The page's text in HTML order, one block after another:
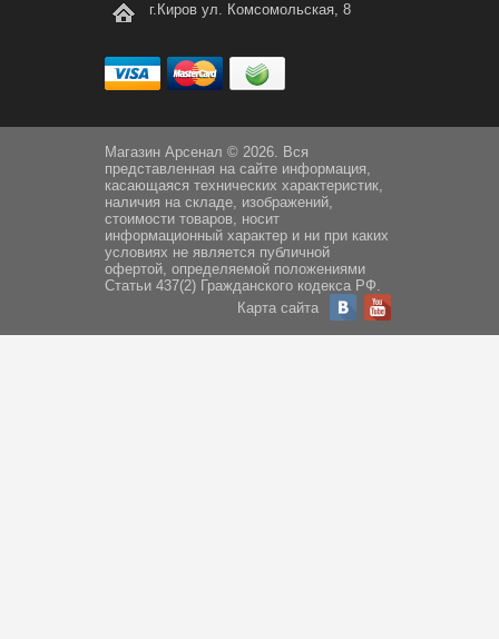
г.Киров ул. Комсомольская, 8
Магазин Арсенал © 2026. Вся
представленная на сайте информация,
касающаяся технических характеристик,
наличия на складе, изображений,
стоимости товаров, носит
информационный характер и ни при каких
условиях не является публичной
офертой, определяемой положениями
Статьи 437(2) Гражданского кодекса РФ.
Карта сайта